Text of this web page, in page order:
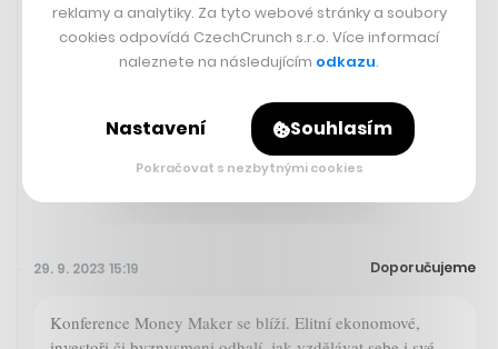
The Guardian
‘We are just getting started’: the
plastic-eating bacteria that could
change the world
29. 9. 2023 15:19 Doporučujeme
Konference Money Maker se blíží. Elitní ekonomové,
reklamy a analytiky. Za tyto webové stránky a soubory
cookies odpovídá CzechCrunch s.r.o. Více informací
naleznete na následujícím odkazu.
Nastavení Souhlasím
Pokračovat s nezbytnými cookies